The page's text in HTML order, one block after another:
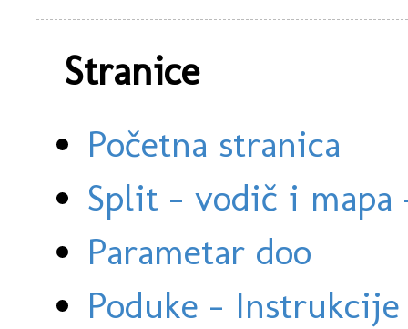
Stranice
Početna stranica
Split - vodič i
Parametar doo
Poduke -